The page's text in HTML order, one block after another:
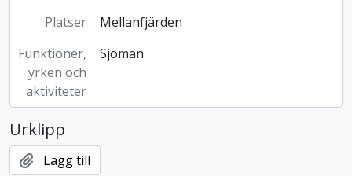
Platser
Mellanfjärden
Funktioner,
yrken och
aktiviteter
Sjöman
Urklipp
Lägg till